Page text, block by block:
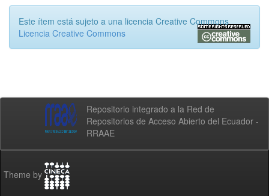
Este ítem está sujeto a una licencia Creative Commons
Licencia Creative Commons
Repositorio integrado a la Red de
Repositorios de Acceso Abierto del Ecuador -
RRAAE
Theme by